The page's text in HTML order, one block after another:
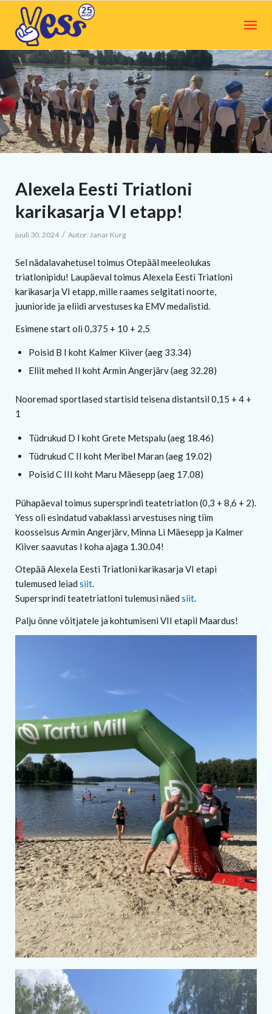
Alexela Eesti Triatloni
karikasarja VI etapp!
juuli 30, 2024 / Autor: Janar Kurg
Sel nädalavahetusel toimus Otepääl meeleolukas
triatlonipidu! Laupäeval toimus Alexela Eesti Triatloni
karikasarja VI etapp, mille raames selgitati noorte,
juunioride ja eliidi arvestuses ka EMV medalistid.
Esimene start oli 0,375 + 10 + 2,5
Poisid B I koht Kalmer Kiiver (aeg 33.34)
Eliit mehed II koht Armin Angerjärv (aeg 32.28)
Nooremad sportlased startisid teisena distantsil 0,15 + 4 +
1
Tüdrukud D I koht Grete Metspalu (aeg 18.46)
Tüdrukud C II koht Meribel Maran (aeg 19.02)
Poisid C III koht Maru Mäesepp (aeg 17.08)
Pühapäeval toimus supersprindi teatetriatlon (0,3 + 8,6 + 2).
Yess oli esindatud vabaklassi arvestuses ning tiim
koosseisus Armin Angerjärv, Minna Li Mäesepp ja Kalmer
Kiiver saavutas I koha ajaga 1.30.04!
Otepää Alexela Eesti Triatloni karikasarja VI etapi
tulemused leiad siit.
Supersprindi teatetriatloni tulemusi näed siit.
Palju õnne võitjatele ja kohtumiseni VII etapil Maardus!